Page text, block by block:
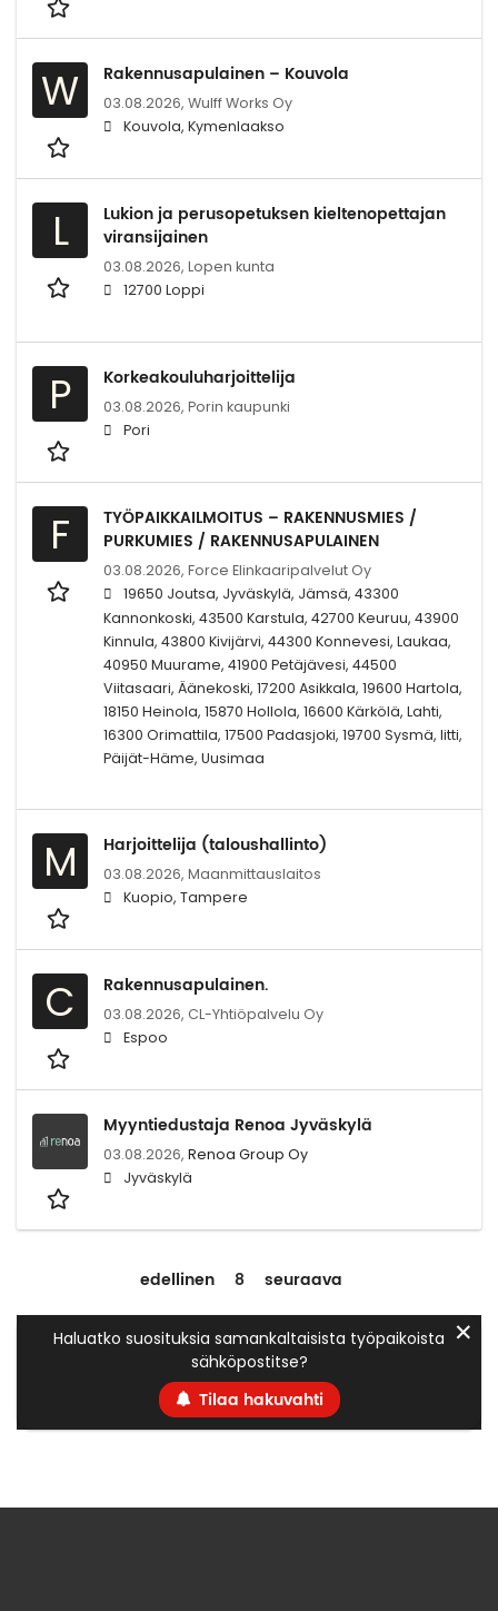
W Rakennusapulainen – Kouvola
03.08.2026, Wulff Works Oy
Kouvola, Kymenlaakso
L
Lukion ja perusopetuksen kieltenopettajan
viransijainen
03.08.2026, Lopen kunta
12700 Loppi
P Korkeakouluharjoittelija
03.08.2026, Porin kaupunki
Pori
F
TYÖPAIKKAILMOITUS – RAKENNUSMIES /
PURKUMIES / RAKENNUSAPULAINEN
03.08.2026, Force Elinkaaripalvelut Oy
19650 Joutsa, Jyväskylä, Jämsä, 43300
Kannonkoski, 43500 Karstula, 42700 Keuruu, 43900
Kinnula, 43800 Kivijärvi, 44300 Konnevesi, Laukaa,
40950 Muurame, 41900 Petäjävesi, 44500
Viitasaari, Äänekoski, 17200 Asikkala, 19600 Hartola,
18150 Heinola, 15870 Hollola, 16600 Kärkölä, Lahti,
16300 Orimattila, 17500 Padasjoki, 19700 Sysmä, Iitti,
Päijät-Häme, Uusimaa
M Harjoittelija (taloushallinto)
03.08.2026, Maanmittauslaitos
Kuopio, Tampere
C Rakennusapulainen.
03.08.2026, CL-Yhtiöpalvelu Oy
Espoo
Myyntiedustaja Renoa Jyväskylä
03.08.2026, Renoa Group Oy
Jyväskylä
edellinen 8 seuraava
Haluatko suosituksia samankaltaisista työpaikoista
sähköpostitse?
Tilaa hakuvahti
✕